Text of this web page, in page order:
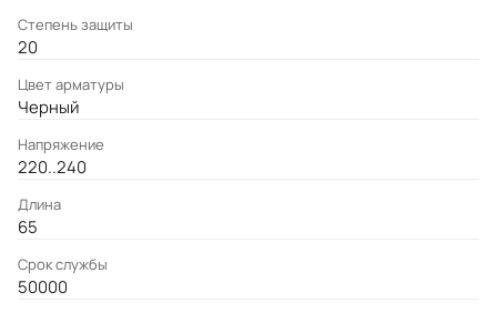
Степень защиты
20
Цвет арматуры
Черный
Напряжение
220..240
Длина
65
Срок службы
50000